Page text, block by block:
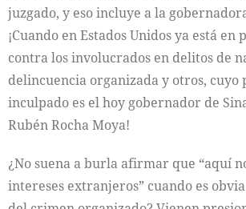
juzgado, y eso incluye a la
¡Cuando en Estados Unidos ya está en
contra los involucrados en delitos de
delincuencia organizada y otros,
inculpado es el hoy gobernador de
Rubén Rocha Moya!
¿No suena a burla afirmar que “aquí
intereses extranjeros” cuando es